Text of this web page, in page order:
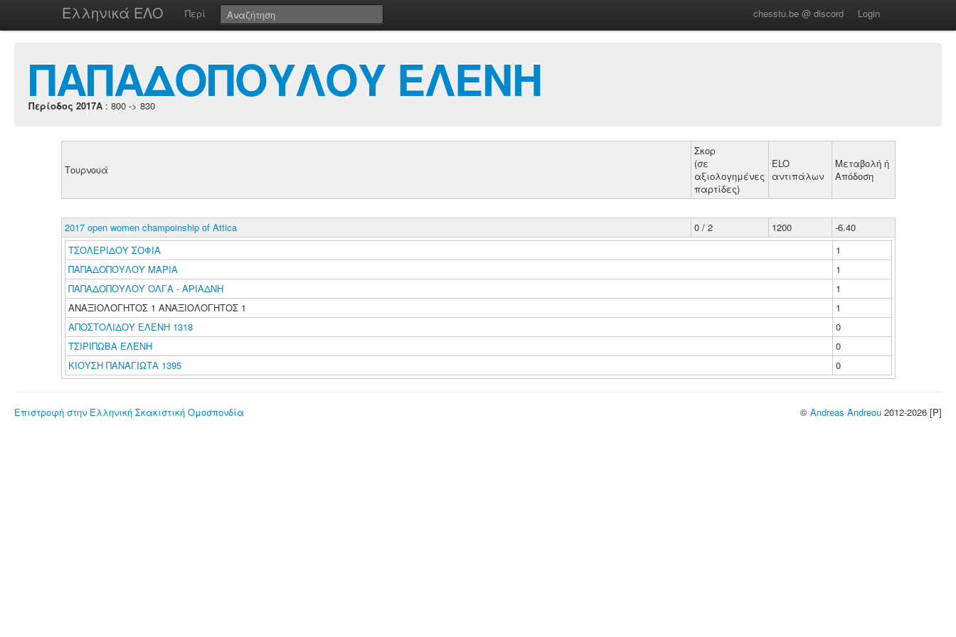
Ελληνικά ΕΛΟ Περί chesstu.be @ discord Login
ΠΑΠΑΔΟΠΟΥΛΟΥ ΕΛΕΝΗ
Περίοδος 2017A : 800 -> 830
Τουρνουά
Σκορ
(σε
αξιολογημένες
παρτίδες)
ELO
αντιπάλων
Μεταβολή ή
Απόδοση
2017 open women champoinship of Attica 0 / 2 1200
-6.40
ΤΣΟΛΕΡΙΔΟΥ ΣΟΦΙΑ
1
ΠΑΠΑΔΟΠΟΥΛΟΥ ΜΑΡΙΑ
1
ΠΑΠΑΔΟΠΟΥΛΟΥ ΟΛΓΑ - ΑΡΙΑΔΝΗ
1
ΑΝΑΞΙΟΛΟΓΗΤΟΣ 1 ΑΝΑΞΙΟΛΟΓΗΤΟΣ 1
1
ΑΠΟΣΤΟΛΙΔΟΥ ΕΛΕΝΗ 1318
0
ΤΣΙΡΙΠΩΒΑ ΕΛΕΝΗ
0
ΚΙΟΥΣΗ ΠΑΝΑΓΙΩΤΑ 1395
0
Επιστροφή στην Ελληνική Σκακιστική Ομοσπονδία © Andreas Andreou 2012-2026 [P]